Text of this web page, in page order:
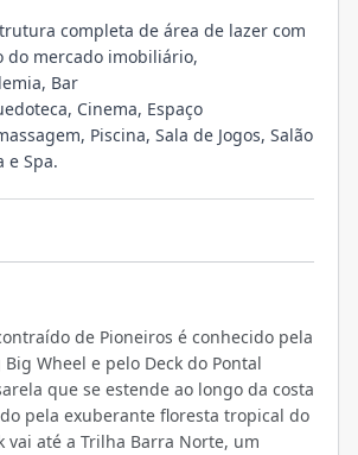
completa de área de lazer com
do mercado imobiliário,
Bar
Cinema, Espaço
Piscina, Sala de Jogos, Salão
e Spa.
de Pioneiros é conhecido pela
Wheel e pelo Deck do Pontal
que se estende ao longo da costa
pela exuberante floresta tropical do
vai até a Trilha Barra Norte, um